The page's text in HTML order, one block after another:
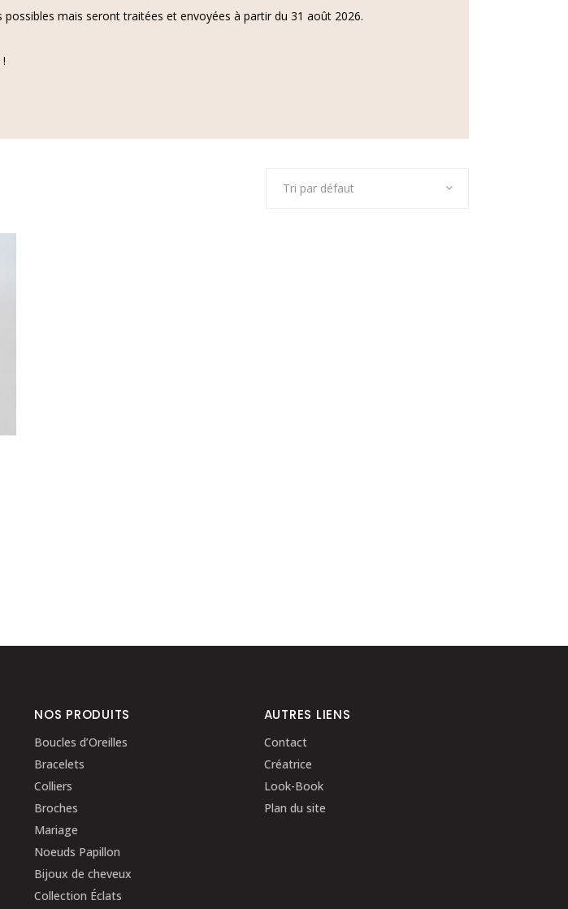
mais seront traitées et envoyées à partir du 31 août 2026.
Tri par défaut
NOS PRODUITS
Boucles d’Oreilles
Bracelets
Colliers
Broches
Mariage
Noeuds Papillon
Bijoux de cheveux
Collection Éclats
AUTRES LIENS
Contact
Créatrice
Look-Book
Plan du site